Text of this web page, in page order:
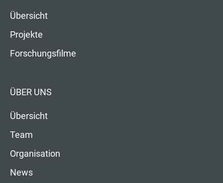
Übersicht
Projekte
Forschungsfilme
ÜBER UNS
Übersicht
Team
Organisation
News